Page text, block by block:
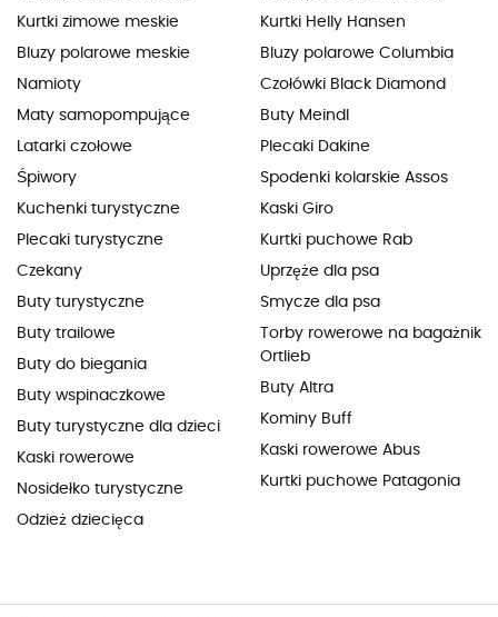
Kurtki zimowe meskie
Bluzy polarowe meskie
Namioty
Maty samopompujące
Latarki czołowe
Śpiwory
Kuchenki turystyczne
Plecaki turystyczne
Czekany
Buty turystyczne
Buty trailowe
Buty do biegania
Buty wspinaczkowe
Buty turystyczne dla dzieci
Kaski rowerowe
Nosidełko turystyczne
Odzież dziecięca
Kurtki Helly Hansen
Bluzy polarowe Columbia
Czołówki Black Diamond
Buty Meindl
Plecaki Dakine
Spodenki kolarskie Assos
Kaski Giro
Kurtki puchowe Rab
Uprzęże dla psa
Smycze dla psa
Torby rowerowe na bagażnik
Ortlieb
Buty Altra
Kominy Buff
Kaski rowerowe Abus
Kurtki puchowe Patagonia